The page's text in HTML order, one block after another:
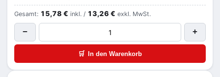
Gesamt: 15,78 € inkl. / 13,26 € exkl. MwSt.
− +
🛒 In den Warenkorb